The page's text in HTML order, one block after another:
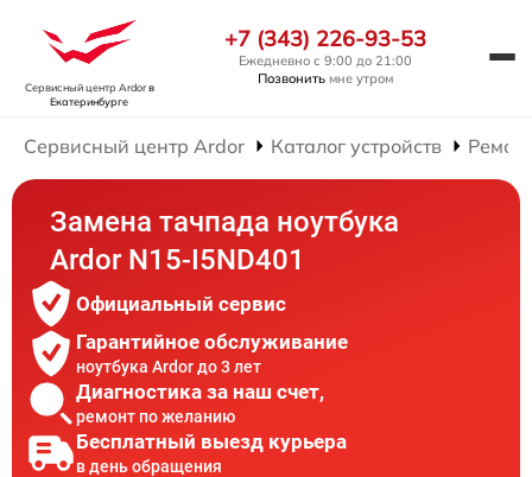
Сервисный центр Ardorв
Екатеринбурге
+7 (343) 226-93-53
Ежедневно с 9:00 до 21:00
Позвонить мне утром
Сервисный центр Ardor Каталог устройств
Замена тачпада ноутбука
Ardor N15-I5ND401
Официальный сервис
Гарантийное обслуживание
ноутбука Ardor до 3 лет
Диагностика за наш счет,
ремонт по желанию
Бесплатный выезд курьера
в день обращения